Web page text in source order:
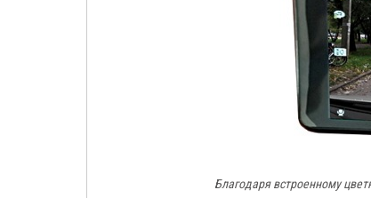
Благодаря встроенному